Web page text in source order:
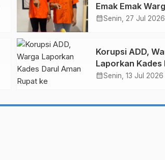
Emak Emak
Damon Bengkalis
calendar_monthSenin, 27 Jul 2026
Korupsi ADD,
Laporkan Kades
Aman Rupat ke
calendar_monthSenin, 13 Jul 2026